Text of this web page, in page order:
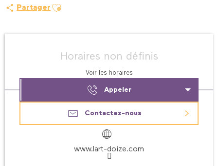
Partager Ajouter aux favoris
Horaires non définis
Voir les horaires
Appeler
Contactez-nous
www.lart-doize.com